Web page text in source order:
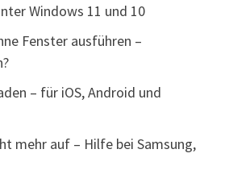
Windows 11 und 10
Fenster ausführen –
– für iOS, Android und
mehr auf – Hilfe bei Samsung,